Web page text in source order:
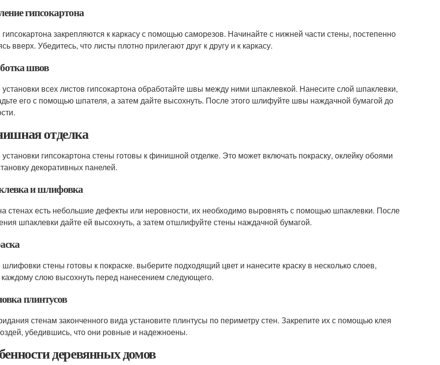
гипсокартона
закрепляются к каркасу с помощью саморезов. Начинайте с нижней части стены, постепенно
вверх. Убедитесь, что листы плотно прилегают друг к другу и к каркасу.
швов
всех листов гипсокартона обработайте швы между ними шпаклевкой. Нанесите слой шпаклевки,
его с помощью шпателя, а затем дайте высохнуть. После этого шлифуйте швы наждачной бумагой до
отделка
гипсокартона стены готовы к финишной отделке. Это может включать покраску, оклейку обоями
декоративных панелей.
и шлифовка
стенах есть небольшие дефекты или неровности, их необходимо выровнять с помощью шпаклевки. После
шпаклевки дайте ей высохнуть, а затем отшлифуйте стены наждачной бумагой.
стены готовы к покраске. выберите подходящий цвет и нанесите краску в несколько слоев,
слою высохнуть перед нанесением следующего.
плинтусов
стенам законченного вида установите плинтусы по периметру стен. Закрепите их с помощью клея
убедившись, что они ровные и надежноены.
деревянных домов